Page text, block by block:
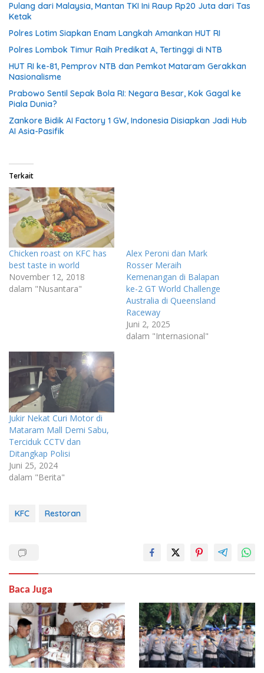
Pulang dari Malaysia, Mantan TKI Ini Raup Rp20 Juta dari Tas
Ketak
Polres Lotim Siapkan Enam Langkah Amankan HUT RI
Polres Lombok Timur Raih Predikat A, Tertinggi di NTB
HUT RI ke-81, Pemprov NTB dan Pemkot Mataram Gerakkan
Nasionalisme
Prabowo Sentil Sepak Bola RI: Negara Besar, Kok Gagal ke
Piala Dunia?
Zankore Bidik AI Factory 1 GW, Indonesia Disiapkan Jadi Hub
AI Asia-Pasifik
Terkait
Chicken roast on KFC has
best taste in world
November 12, 2018
dalam "Nusantara"
Alex Peroni dan Mark
Rosser Meraih
Kemenangan di Balapan
ke-2 GT World Challenge
Australia di Queensland
Raceway
Juni 2, 2025
dalam "Internasional"
Jukir Nekat Curi Motor di
Mataram Mall Demi Sabu,
Terciduk CCTV dan
Ditangkap Polisi
Juni 25, 2024
dalam "Berita"
KFC Restoran
Baca Juga